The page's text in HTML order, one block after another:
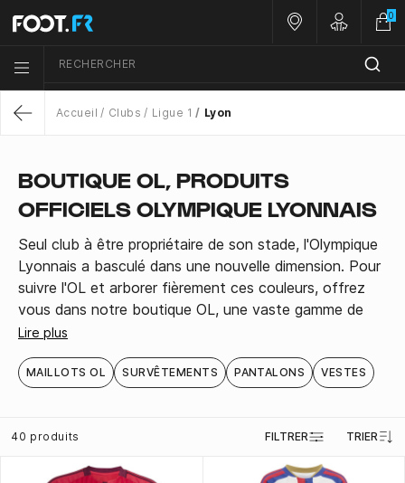
Menu list icon
RECHERCHER
Nos magasins
Customer
0
Accueil Clubs Ligue 1 Lyon
BOUTIQUE OL, PRODUITS
OFFICIELS OLYMPIQUE LYONNAIS
Seul club à être propriétaire de son stade, l'Olympique
Lyonnais a basculé dans une nouvelle dimension. Pour
suivre l'OL et arborer fièrement ces couleurs, offrez
vous dans notre boutique OL, une vaste gamme de
produits officiels : survêtements, casquettes,
maillots officiels de l'OL.
Lire plus
MAILLOTS OL SURVÊTEMENTS PANTALONS VESTES
40 produits FILTRER TRIER